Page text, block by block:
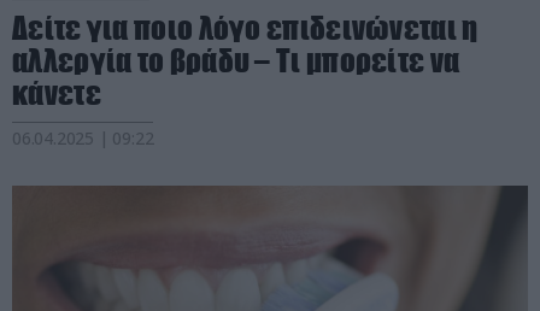
Δείτε για ποιο λόγο επιδεινώνεται η
αλλεργία το βράδυ – Τι μπορείτε να
κάνετε
06.04.2025 | 09:22